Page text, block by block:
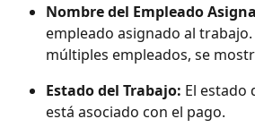
Nombre del Empleado
empleado asignado al trabajo.
múltiples empleados, se
Estado del Trabajo: El estado
está asociado con el pago.